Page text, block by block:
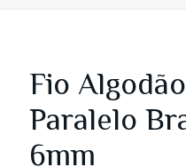
Fio
Paralelo